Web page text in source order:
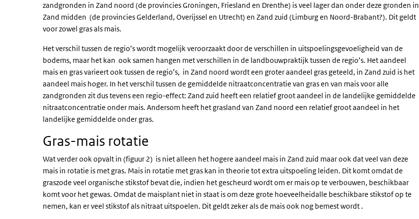
zandgronden in Zand noord (de provincies Groningen, Friesland en Drenthe) is veel lager dan onder deze gronden in
Zand midden (de provincies Gelderland, Overijssel en Utrecht) en Zand zuid (Limburg en Noord-Brabant?). Dit geldt
voor zowel gras als mais.
Het verschil tussen de regio’s wordt mogelijk veroorzaakt door de verschillen in uitspoelingsgevoeligheid van de
bodems, maar het kan ook samen hangen met verschillen in de landbouwpraktijk tussen de regio’s. Het aandeel
mais en gras varieert ook tussen de regio’s, in Zand noord wordt een groter aandeel gras geteeld, in Zand zuid is het
aandeel mais hoger. In het verschil tussen de gemiddelde nitraatconcentratie van gras en van mais voor alle
zandgronden zit dus tevens een regio-effect: Zand zuid heeft een relatief groot aandeel in de landelijke gemiddelde
nitraatconcentratie onder mais. Andersom heeft het grasland van Zand noord een relatief groot aandeel in het
landelijke gemiddelde onder gras.
Gras-mais rotatie
Wat verder ook opvalt in (figuur 2) is niet alleen het hogere aandeel mais in Zand zuid maar ook dat veel van deze
mais in rotatie is met gras. Mais in rotatie met gras kan in theorie tot extra uitspoeling leiden. Dit komt omdat de
graszode veel organische stikstof bevat die, indien het gescheurd wordt om er mais op te verbouwen, beschikbaar
komt voor het gewas. Omdat de maisplant niet in staat is om deze grote hoeveelheidalle beschikbare stikstof op te
nemen, kan er veel stikstof als nitraat uitspoelen. Dit geldt zeker als de mais ook nog bemest wordt .